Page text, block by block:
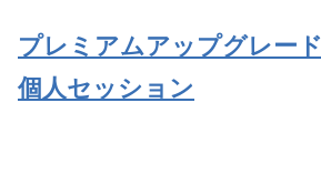
プレミアムアップグレード
個人セッション